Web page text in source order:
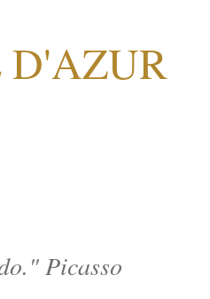
D'AZUR
Picasso